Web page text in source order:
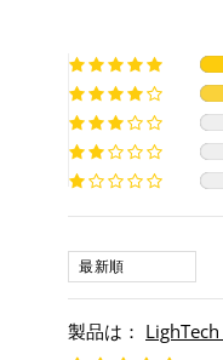
SORT BY